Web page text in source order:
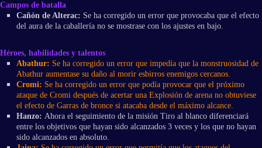
Campos de batalla
Cañón de Alterac: Se ha corregido un error que provocaba que el efecto
del aura de la caballería no se mostrase con los ajustes en bajo.
Héroes, habilidades y talentos
Abathur: Se ha corregido un error que impedía que la monstruosidad de
Abathur aumentase su daño al morir esbirros enemigos cercanos.
Cromi: Se ha corregido un error que podía provocar que el próximo
ataque de Cromi después de acertar una Explosión de arena no obtuviese
el efecto de Garras de bronce si atacaba desde el máximo alcance.
Hanzo: Ahora el seguimiento de la misión Tiro al blanco diferenciará
entre los objetivos que hayan sido alcanzados 3 veces y los que no hayan
sido alcanzados en absoluto.